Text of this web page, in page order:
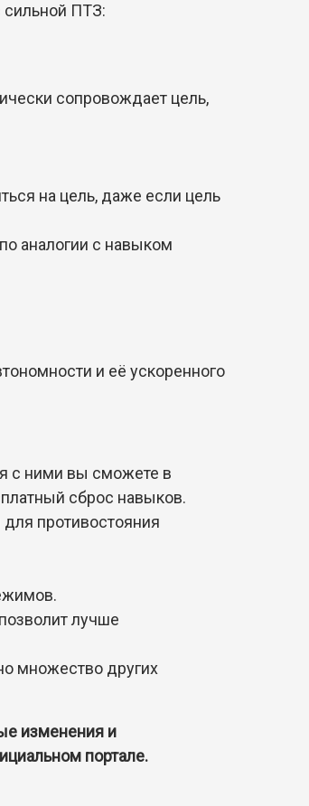
сильной ПТЗ:
сопровождает цель,
на цель, даже если цель
аналогии с навыком
и её ускоренного
с ними вы сможете в
сброс навыков.
противостояния
лучше
множество других
изменения и
портале.